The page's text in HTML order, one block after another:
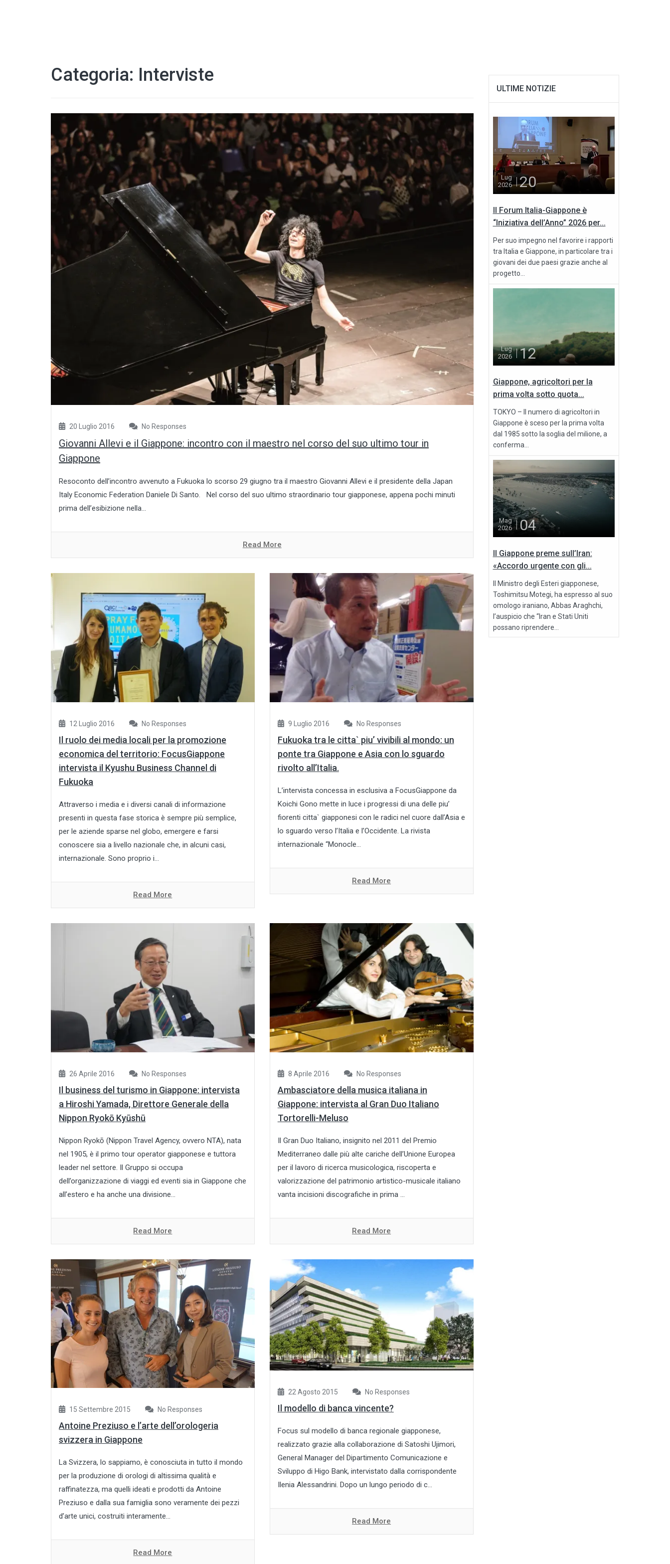
Categoria: Interviste
20 Luglio 2016 No Responses
Giovanni Allevi e il Giappone: incontro con il maestro nel corso del suo ultimo tour in
Giappone
Resoconto dell’incontro avvenuto a Fukuoka lo scorso 29 giugno tra il maestro Giovanni Allevi e il presidente della Japan
Italy Economic Federation Daniele Di Santo. Nel corso del suo ultimo straordinario tour giapponese, appena pochi minuti
prima dell’esibizione nella...
Read More
12 Luglio 2016 No Responses
Il ruolo dei media locali per la promozione
economica del territorio: FocusGiappone
intervista il Kyushu Business Channel di
Fukuoka
Attraverso i media e i diversi canali di informazione
presenti in questa fase storica è sempre più semplice,
per le aziende sparse nel globo, emergere e farsi
conoscere sia a livello nazionale che, in alcuni casi,
internazionale. Sono proprio i...
Read More
9 Luglio 2016 No Responses
Fukuoka tra le citta` piu’ vivibili al mondo: un
ponte tra Giappone e Asia con lo sguardo
rivolto all’Italia.
L’intervista concessa in esclusiva a FocusGiappone da
Koichi Gono mette in luce i progressi di una delle piu’
fiorenti citta` giapponesi con le radici nel cuore dall’Asia e
lo sguardo verso l’Italia e l’Occidente. La rivista
internazionale “Monocle...
Read More
26 Aprile 2016 No Responses
Il business del turismo in Giappone: intervista
a Hiroshi Yamada, Direttore Generale della
Nippon Ryokō Kyūshū
Nippon Ryokō (Nippon Travel Agency, ovvero NTA), nata
nel 1905, è il primo tour operator giapponese e tuttora
leader nel settore. Il Gruppo si occupa
dell’organizzazione di viaggi ed eventi sia in Giappone che
all’estero e ha anche una divisione...
Read More
8 Aprile 2016 No Responses
Ambasciatore della musica italiana in
Giappone: intervista al Gran Duo Italiano
Tortorelli-Meluso
Il Gran Duo Italiano, insignito nel 2011 del Premio
Mediterraneo dalle più alte cariche dell’Unione Europea
per il lavoro di ricerca musicologica, riscoperta e
valorizzazione del patrimonio artistico-musicale italiano
vanta incisioni discografiche in prima ...
Read More
15 Settembre 2015 No Responses
Antoine Preziuso e l’arte dell’orologeria
svizzera in Giappone
La Svizzera, lo sappiamo, è conosciuta in tutto il mondo
per la produzione di orologi di altissima qualità e
raffinatezza, ma quelli ideati e prodotti da Antoine
Preziuso e dalla sua famiglia sono veramente dei pezzi
d’arte unici, costruiti interamente...
Read More
22 Agosto 2015 No Responses
Il modello di banca vincente?
Focus sul modello di banca regionale giapponese,
realizzato grazie alla collaborazione di Satoshi Ujimori,
General Manager del Dipartimento Comunicazione e
Sviluppo di Higo Bank, intervistato dalla corrispondente
Ilenia Alessandrini. Dopo un lungo periodo di c...
Read More
ULTIME NOTIZIE
Lug
2026
20
Il Forum Italia-Giappone è
“Iniziativa dell’Anno” 2026 per...
Per suo impegno nel favorire i rapporti
tra Italia e Giappone, in particolare tra i
giovani dei due paesi grazie anche al
progetto...
Lug
2026
12
Giappone, agricoltori per la
prima volta sotto quota...
TOKYO – Il numero di agricoltori in
Giappone è sceso per la prima volta
dal 1985 sotto la soglia del milione, a
conferma...
Mag
2026
04
Il Giappone preme sull’Iran:
«Accordo urgente con gli...
Il Ministro degli Esteri giapponese,
Toshimitsu Motegi, ha espresso al suo
omologo iraniano, Abbas Araghchi,
l’auspicio che “Iran e Stati Uniti
possano riprendere...